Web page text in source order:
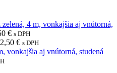
4 m, vonkajšia aj vnútorná,
€ s DPH
€ s DPH
vonkajšia aj vnútorná, studená